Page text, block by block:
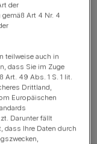
ist sehr
aufbringen. Wir
zur Seite.
der
Art 4 Nr. 4
teilweise auch in
dass Sie im Zuge
Art. 49 Abs. 1 S. 1 lit.
Drittland,
Europäischen
Darunter fällt
dass Ihre Daten durch